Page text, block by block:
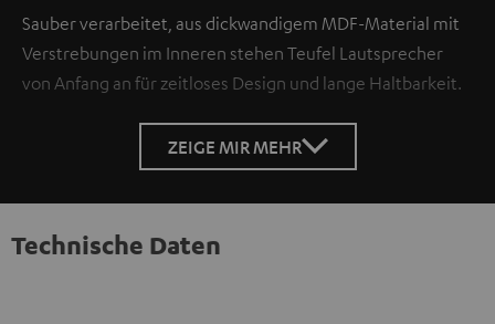
Sauber verarbeitet, aus dickwandigem MDF-Material mit
Verstrebungen im Inneren stehen Teufel Lautsprecher
von Anfang an für zeitloses Design und lange Haltbarkeit.
ZEIGE MIR MEHR
Technische Daten